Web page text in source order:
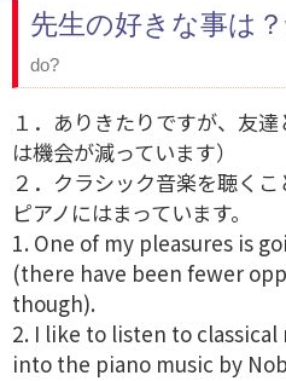
先生の好きな事は？
do?
１．ありきたりですが、友
は機会が減っています）
２．クラシック音楽を聴く
ピアノにはまっています。
1. One of my pleasures is
(there have been fewer
though).
2. I like to listen to
into the piano music by